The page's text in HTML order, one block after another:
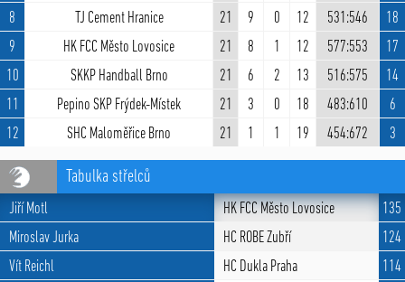
8
TJ Cement Hranice 21 9 0 12 531:546
18
9
HK FCC Město Lovosice 21 8 1 12 577:553
17
10
SKKP Handball Brno 21 6 2 13 516:575
14
11
Pepino SKP Frýdek-Místek 21 3 0 18 483:610
6
12
SHC Maloměřice Brno 21 1 1 19 454:672 3
Tabulka střelců
Jiří Motl HK FCC Město Lovosice
135
Miroslav Jurka
HC ROBE Zubří
124
Vít Reichl
HC Dukla Praha
114